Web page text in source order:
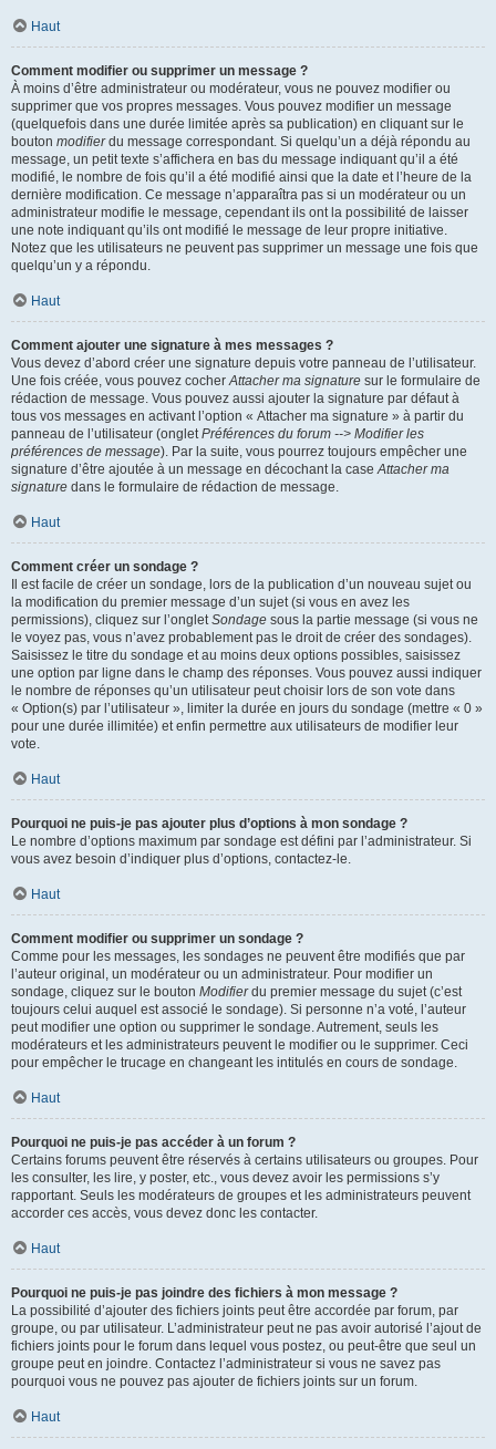
Haut
Comment modifier ou supprimer un message ?
À moins d’être administrateur ou modérateur, vous ne pouvez modifier ou
supprimer que vos propres messages. Vous pouvez modifier un message
(quelquefois dans une durée limitée après sa publication) en cliquant sur le
bouton modifierdu message correspondant. Si quelqu’un a déjà répondu au
message, un petit texte s’affichera en bas du message indiquant qu’il a été
modifié, le nombre de fois qu’il a été modifié ainsi que la date et l’heure de la
dernière modification. Ce message n’apparaîtra pas si un modérateur ou un
administrateur modifie le message, cependant ils ont la possibilité de laisser
une note indiquant qu’ils ont modifié le message de leur propre initiative.
Notez que les utilisateurs ne peuvent pas supprimer un message une fois que
quelqu’un y a répondu.
Haut
Comment ajouter une signature à mes messages ?
Vous devez d’abord créer une signature depuis votre panneau de l’utilisateur.
Une fois créée, vous pouvez cocherAttacher ma signature sur le formulaire de
rédaction de message. Vous pouvez aussi ajouter la signature par défaut à
tous vos messages en activant l’option « Attacher ma signature » à partir du
panneau de l’utilisateur (ongletPréférences du forum --> Modifier les
préférences de message). Par la suite, vous pourrez toujours empêcher une
signature d’être ajoutée à un message en décochant la caseAttacher ma
signature dans le formulaire de rédaction de message.
Haut
Comment créer un sondage ?
Il est facile de créer un sondage, lors de la publication d’un nouveau sujet ou
la modification du premier message d’un sujet (si vous en avez les
permissions), cliquez sur l’ongletSondage sous la partie message (si vous ne
le voyez pas, vous n’avez probablement pas le droit de créer des sondages).
Saisissez le titre du sondage et au moins deux options possibles, saisissez
une option par ligne dans le champ des réponses. Vous pouvez aussi indiquer
le nombre de réponses qu’un utilisateur peut choisir lors de son vote dans
« Option(s) par l’utilisateur », limiter la durée en jours du sondage (mettre « 0 »
pour une durée illimitée) et enfin permettre aux utilisateurs de modifier leur
vote.
Haut
Pourquoi ne puis-je pas ajouter plus d’options à mon sondage ?
Le nombre d’options maximum par sondage est défini par l’administrateur. Si
vous avez besoin d’indiquer plus d’options, contactez-le.
Haut
Comment modifier ou supprimer un sondage ?
Comme pour les messages, les sondages ne peuvent être modifiés que par
l’auteur original, un modérateur ou un administrateur. Pour modifier un
sondage, cliquez sur le bouton Modifierdu premier message du sujet (c’est
toujours celui auquel est associé le sondage). Si personne n’a voté, l’auteur
peut modifier une option ou supprimer le sondage. Autrement, seuls les
modérateurs et les administrateurs peuvent le modifier ou le supprimer. Ceci
pour empêcher le trucage en changeant les intitulés en cours de sondage.
Haut
Pourquoi ne puis-je pas accéder à un forum ?
Certains forums peuvent être réservés à certains utilisateurs ou groupes. Pour
les consulter, les lire, y poster, etc., vous devez avoir les permissions s’y
rapportant. Seuls les modérateurs de groupes et les administrateurs peuvent
accorder ces accès, vous devez donc les contacter.
Haut
Pourquoi ne puis-je pas joindre des fichiers à mon message ?
La possibilité d’ajouter des fichiers joints peut être accordée par forum, par
groupe, ou par utilisateur. L’administrateur peut ne pas avoir autorisé l’ajout de
fichiers joints pour le forum dans lequel vous postez, ou peut-être que seul un
groupe peut en joindre. Contactez l’administrateur si vous ne savez pas
pourquoi vous ne pouvez pas ajouter de fichiers joints sur un forum.
Haut